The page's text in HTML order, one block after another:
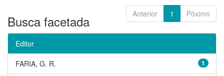
Anterior 1 Póximo
Busca facetada
Editor
1
FARIA, G. R.